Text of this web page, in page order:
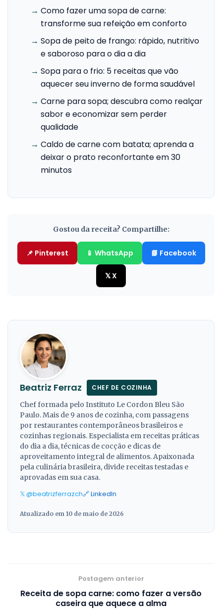
→ Como fazer uma sopa de carne:
transforme sua refeição em conforto
→ Sopa de peito de frango: rápido, nutritivo
e saboroso para o dia a dia
→ Sopa para o frio: 5 receitas que vão
aquecer seu inverno de forma saudável
→ Carne para sopa; descubra como realçar
sabor e economizar sem perder
qualidade
→ Caldo de carne com batata; aprenda a
deixar o prato reconfortante em 30
minutos
Gostou da receita? Compartilhe:
📌 Pinterest 📱 WhatsApp 📘 Facebook
𝕏 X
Beatriz Ferraz CHEF DE COZINHA
Chef formada pelo Instituto Le Cordon Bleu São
Paulo. Mais de 9 anos de cozinha, com passagens
por restaurantes contemporâneos brasileiros e
cozinhas regionais. Especialista em receitas práticas
do dia a dia, técnicas de cocção e dicas de
aproveitamento integral de alimentos. Apaixonada
pela culinária brasileira, divide receitas testadas e
aprovadas em sua casa.
𝕏 @beatrizferrazch🔗 LinkedIn
Atualizado em 10 de maio de 2026
Postagem anterior
Receita de sopa carne: como fazer a versão
caseira que aquece a alma